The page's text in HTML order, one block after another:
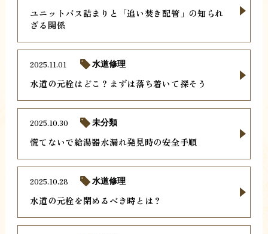
ユニットバス詰まりと「追い焚き配管」の知られ
ざる関係
水道の元栓はどこ？まずは落ち着いて探そう
2025.11.01 水道修理
慌てないで給湯器水漏れ発見時の安全手順
2025.10.30 未分類
水道の元栓を閉めるべき時とは？
2025.10.28 水道修理